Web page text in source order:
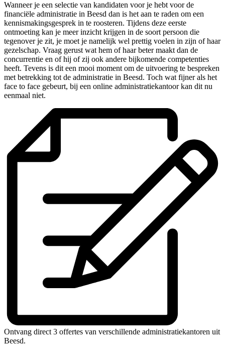
Wanneer je een selectie van kandidaten voor je hebt voor de
financiële administratie in Beesd dan is het aan te raden om een
kennismakingsgesprek in te roosteren. Tijdens deze eerste
ontmoeting kan je meer inzicht krijgen in de soort persoon die
tegenover je zit, je moet je namelijk wel prettig voelen in zijn of haar
gezelschap. Vraag gerust wat hem of haar beter maakt dan de
concurrentie en of hij of zij ook andere bijkomende competenties
heeft. Tevens is dit een mooi moment om de uitvoering te bespreken
met betrekking tot de administratie in Beesd. Toch wat fijner als het
face to face gebeurt, bij een online administratiekantoor kan dit nu
eenmaal niet.
Ontvang direct 3 offertes van verschillende administratiekantoren uit
Beesd.